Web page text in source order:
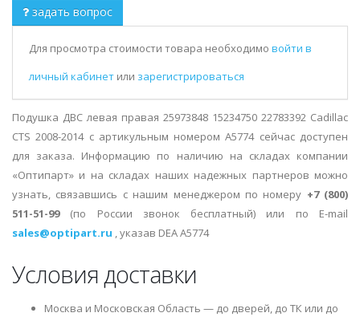
задать вопрос
Для просмотра стоимости товара необходимо войти в
личный кабинет или зарегистрироваться
Подушка ДВС левая правая 25973848 15234750 22783392 Cadillac
CTS 2008-2014 с артикульным номером A5774 сейчас доступен
для заказа. Информацию по наличию на складах компании
«Оптипарт» и на складах наших надежных партнеров можно
узнать, связавшись с нашим менеджером по номеру +7 (800)
511-51-99(по России звонок бесплатный) или по E-mail
sales@optipart.ru , указав DEA A5774
Условия доставки
Москва и Московская Область — до дверей, до ТК или до